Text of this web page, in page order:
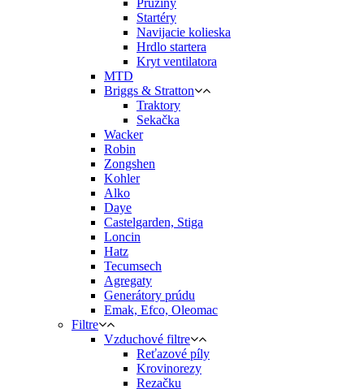
Pružiny
Startéry
Navijacie kolieska
Hrdlo startera
Kryt ventilatora
MTD
Briggs & Stratton
Traktory
Sekačka
Wacker
Robin
Zongshen
Kohler
Alko
Daye
Castelgarden, Stiga
Loncin
Hatz
Tecumsech
Agregaty
Generátory prúdu
Emak, Efco, Oleomac
Filtre
Vzduchové filtre
Reťazové píly
Krovinorezy
Rezačku